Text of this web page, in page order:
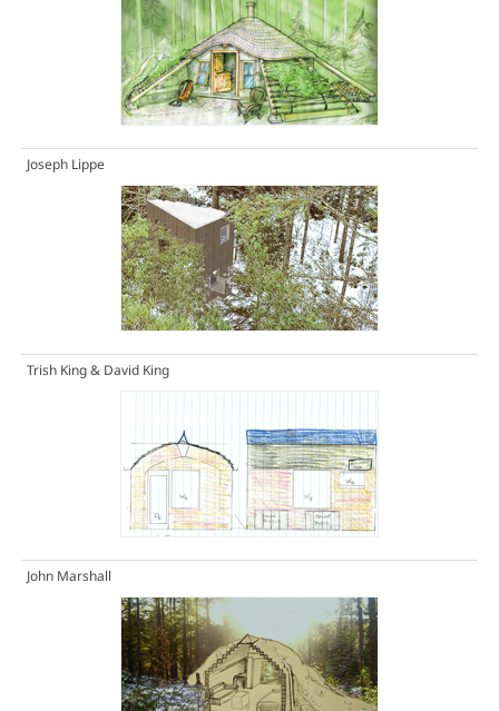
Joseph Lippe
Trish King & David King
John Marshall